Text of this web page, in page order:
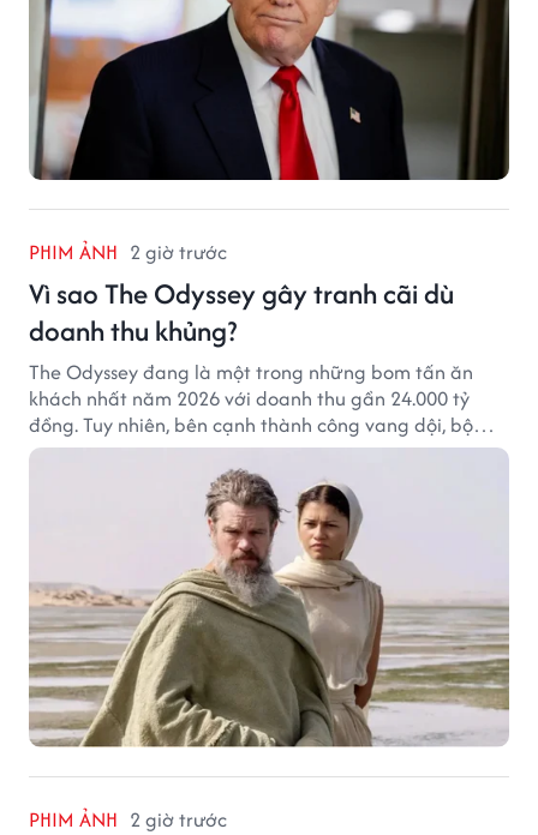
PHIM ẢNH 2 giờ trước
Vì sao The Odyssey gây tranh cãi dù
doanh thu khủng?
The Odyssey đang là một trong những bom tấn ăn
khách nhất năm 2026 với doanh thu gần 24.000 tỷ
đồng. Tuy nhiên, bên cạnh thành công vang dội, bộ
phim của Christopher Nolan cũng vấp phải không ít
tranh cãi từ khán giả.
PHIM ẢNH 2 giờ trước